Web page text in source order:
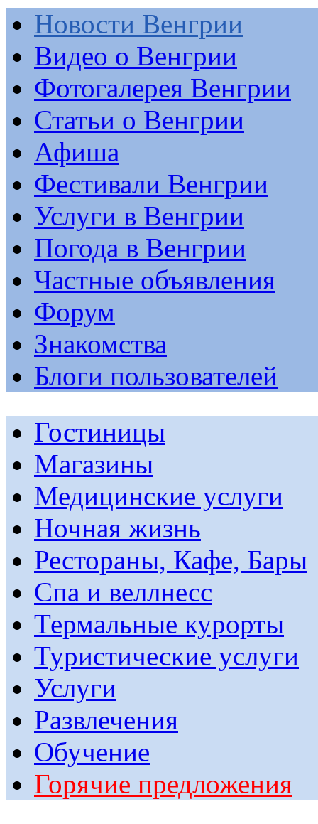
Новости Венгрии
Видео о Венгрии
Фотогалерея Венгрии
Статьи о Венгрии
Афиша
Фестивали Венгрии
Услуги в Венгрии
Погода в Венгрии
Частные объявления
Форум
Знакомства
Блоги пользователей
Гостиницы
Магазины
Медицинские услуги
Ночная жизнь
Рестораны, Кафе, Бары
Спа и веллнесс
Термальные курорты
Туристические услуги
Услуги
Развлечения
Обучение
Горячие предложения